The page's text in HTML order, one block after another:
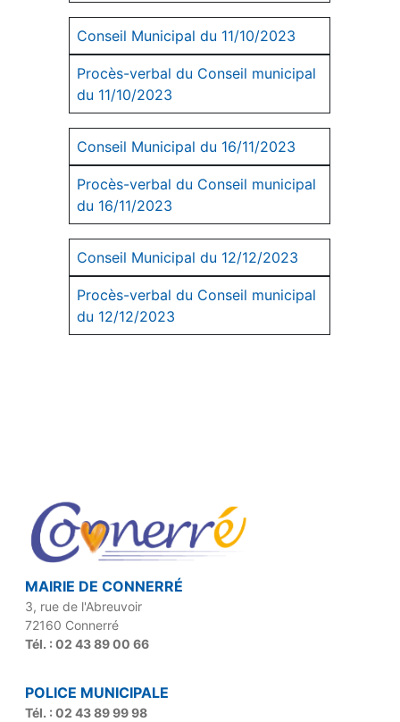
Conseil Municipal du 11/10/2023
Procès-verbal du Conseil municipal
du 11/10/2023
Conseil Municipal du 16/11/2023
Procès-verbal du Conseil municipal
du 16/11/2023
Conseil Municipal du 12/12/2023
Procès-verbal du Conseil municipal
du 12/12/2023
MAIRIE DE CONNERRÉ
3, rue de l'Abreuvoir
72160 Connerré
Tél. : 02 43 89 00 66
POLICE MUNICIPALE
Tél. : 02 43 89 99 98